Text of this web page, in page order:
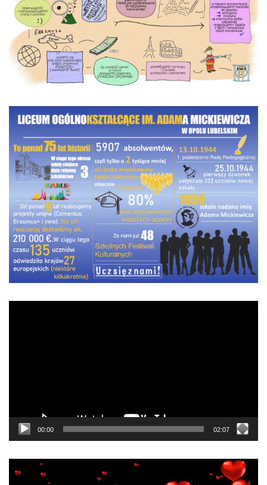
00:00 02:07
Odtwarzacz